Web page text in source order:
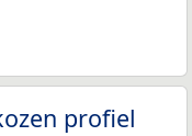
profiel